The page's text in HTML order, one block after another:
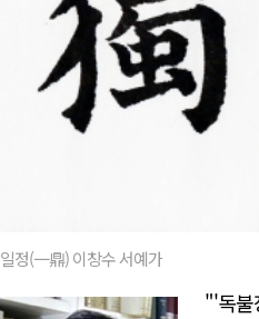
일정(一鼎) 이창수 서예가
"'독불